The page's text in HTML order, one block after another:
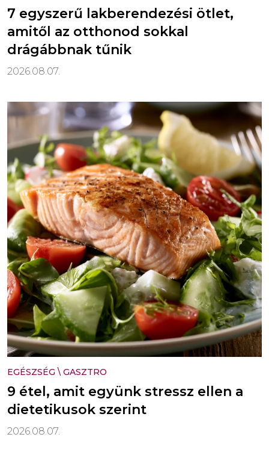
7 egyszerű lakberendezési ötlet,
amitől az otthonod sokkal
drágábbnak tűnik
2026.08.07.
EGÉSZSÉG \ GASZTRO
9 étel, amit együnk stressz ellen a
dietetikusok szerint
2026.08.07.